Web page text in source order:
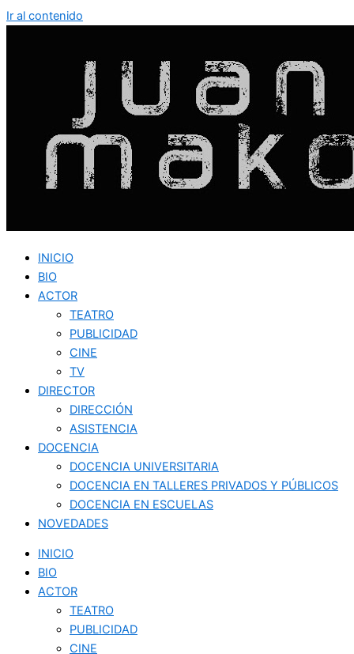
Ir al contenido
INICIO
BIO
ACTOR
TEATRO
PUBLICIDAD
CINE
TV
DIRECTOR
DIRECCIÓN
ASISTENCIA
DOCENCIA
DOCENCIA UNIVERSITARIA
DOCENCIA EN TALLERES PRIVADOS Y PÚBLICOS
DOCENCIA EN ESCUELAS
NOVEDADES
INICIO
BIO
ACTOR
TEATRO
PUBLICIDAD
CINE